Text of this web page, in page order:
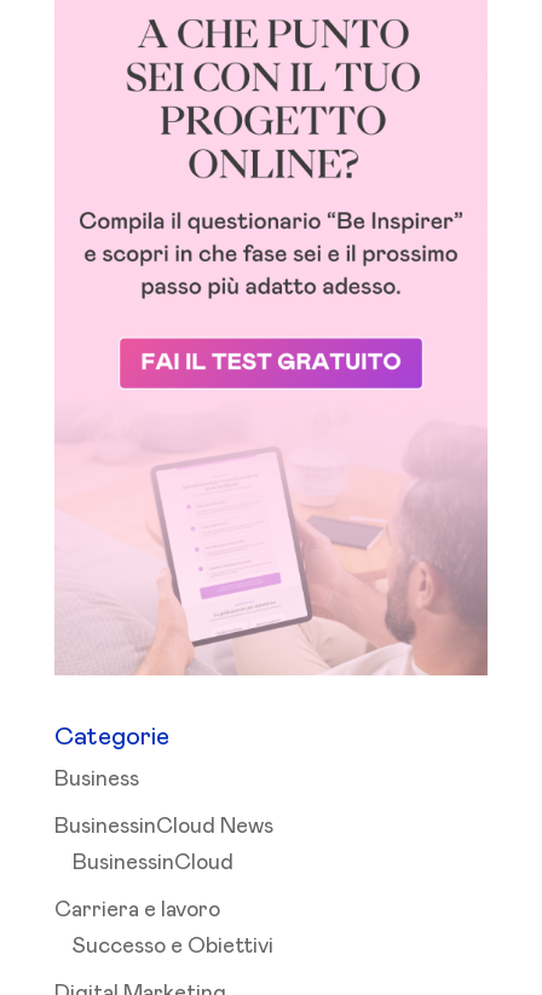
Categorie
Business
BusinessinCloud News
BusinessinCloud
Carriera e lavoro
Successo e Obiettivi